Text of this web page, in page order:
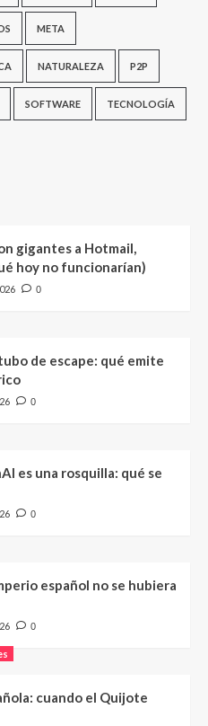
META
NATURALEZA P2P
SOFTWARE TECNOLOGÍA
gigantes a Hotmail,
hoy no funcionarían)
0
de escape: qué emite
0
es una rosquilla: qué se
0
español no se hubiera
0
cuando el Quijote